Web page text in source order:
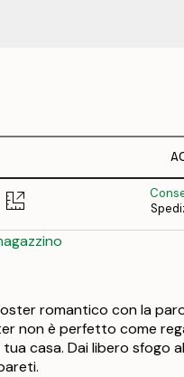
50x70 cm
70x100 cm
romantico con la
non è perfetto come
tua casa. Dai libero sfogo